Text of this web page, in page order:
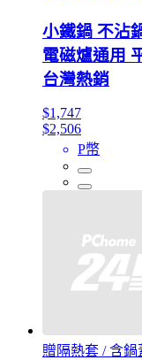
小鐵鍋 不沾
電磁爐通用
台灣熱銷
$1,747
$2,506
P幣
贈隔熱套 / 含鍋